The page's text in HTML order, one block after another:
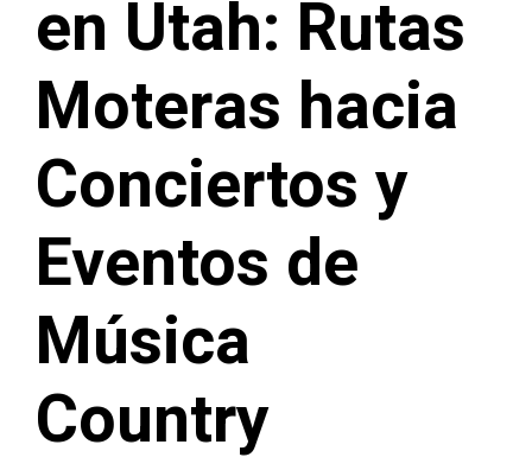
en Utah: Rutas
Moteras hacia
Conciertos y
Eventos de
Música
Country